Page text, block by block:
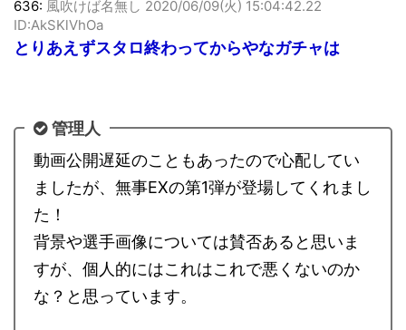
636: 風吹けば名無し 2020/06/09(火) 15:04:42.22
ID:AkSKlVhOa
とりあえずスタロ終わってからやなガチャは
管理人
動画公開遅延のこともあったので心配してい
ましたが、無事EXの第1弾が登場してくれまし
た！
背景や選手画像については賛否あると思いま
すが、個人的にはこれはこれで悪くないのか
な？と思っています。